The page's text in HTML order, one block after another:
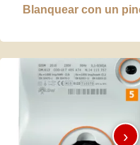
Blanquear con un
›